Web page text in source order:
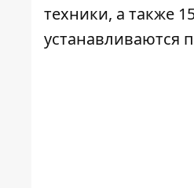
техники, а также
устанавливаются